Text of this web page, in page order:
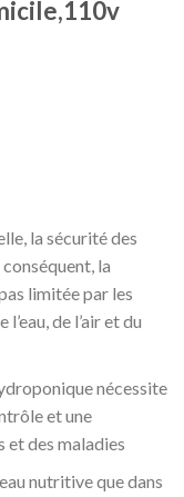
la sécurité des
la
limitée par les
de l’air et du
nécessite
et une
et des maladies
nutritive que dans